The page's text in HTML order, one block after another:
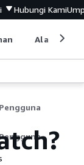
Hubungi Kami
Alat